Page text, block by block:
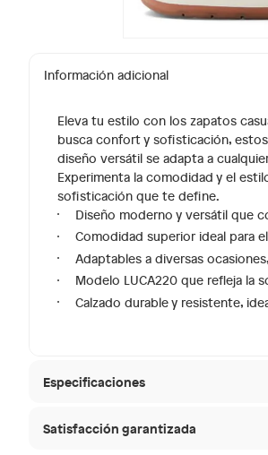
Información adicional
Eleva tu estilo con los zapatos
busca confort y sofisticación,
diseño versátil se adapta a
Experimenta la comodidad y el
sofisticación que te define.
Diseño moderno y versátil que
Comodidad superior ideal para
Adaptables a diversas
Modelo LUCA220 que refleja la
Calzado durable y resistente,
Especificaciones
Hecho en
Satisfacción garantizada